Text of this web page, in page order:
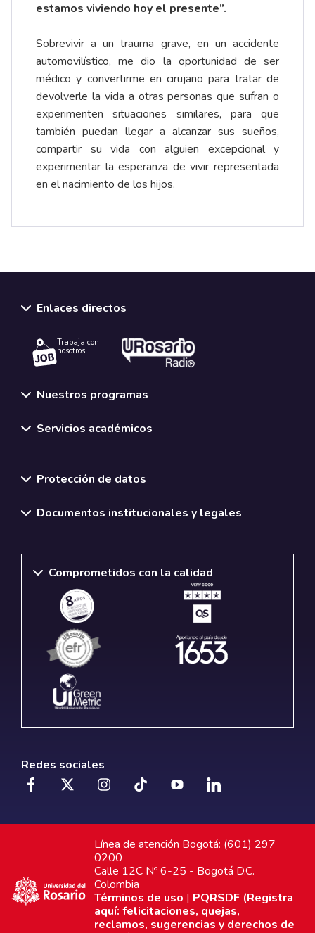
estamos viviendo hoy el presente”.
Sobrevivir a un trauma grave, en un accidente
automovilístico, me dio la oportunidad de ser
médico y convertirme en cirujano para tratar de
devolverle la vida a otras personas que sufran o
experimenten situaciones similares, para que
también puedan llegar a alcanzar sus sueños,
compartir su vida con alguien excepcional y
experimentar la esperanza de vivir representada
en el nacimiento de los hijos.
Enlaces directos
Trabaja con
nosotros.
Nuestros programas
Servicios académicos
Protección de datos
Documentos institucionales y legales
Comprometidos con la calidad
Redes sociales
Línea de atención Bogotá: (601) 297
0200
Calle 12C Nº 6-25 - Bogotá D.C.
Colombia
Términos de uso | PQRSDF (Registra
aquí: felicitaciones, quejas,
reclamos, sugerencias y derechos de